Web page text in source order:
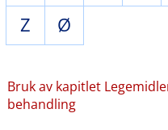
Z
Ø
Bruk av kapitlet
behandling